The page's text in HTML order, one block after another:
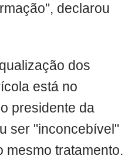
declarou
dos
está no
presidente da
ser "inconcebível"
mesmo tratamento.